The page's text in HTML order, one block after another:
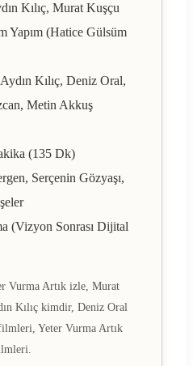
Kılıç, Murat Kuşçu
Yapım (Hatice Gülsüm
Kılıç, Deniz Oral,
Metin Akkuş
(135 Dk)
Serçenin Gözyaşı,
(Vizyon Sonrası Dijital
Vurma Artık izle, Murat
Kılıç kimdir, Deniz Oral
Yeter Vurma Artık